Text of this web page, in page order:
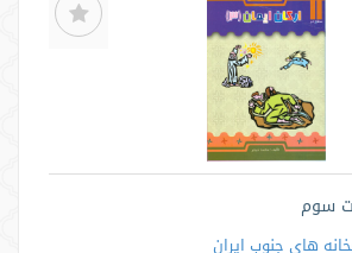
سوم
های جنوب ایران